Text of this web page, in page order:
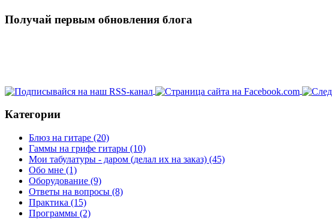
Получай первым обновления блога
Категории
Блюз на гитаре (20)
Гаммы на грифе гитары (10)
Мои табулатуры - даром (делал их на заказ) (45)
Обо мне (1)
Оборудование (9)
Ответы на вопросы (8)
Практика (15)
Программы (2)